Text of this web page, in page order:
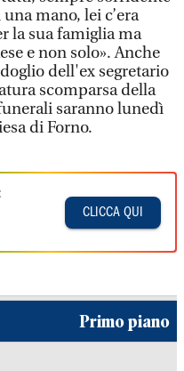
mano, lei c’era
la sua famiglia ma
e non solo». Anche
dell'ex segretario
scomparsa della
saranno lunedì
di Forno.
CLICCA QUI
Primo piano